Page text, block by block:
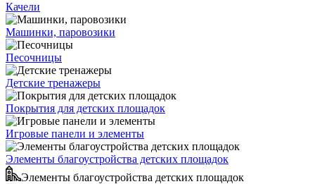
Качели
Машинки, паровозики
Песочницы
Детские тренажеры
Покрытия для детских площадок
Игровые панели и элементы
Элементы благоустройства детских площадок
Элементы благоустройства детских площадок